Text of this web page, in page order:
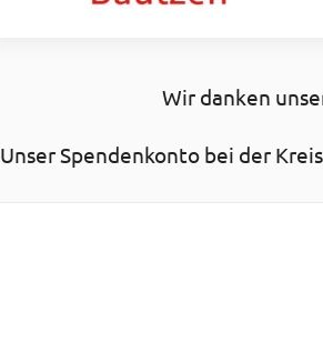
Wir danken
Unser Spendenkonto bei der